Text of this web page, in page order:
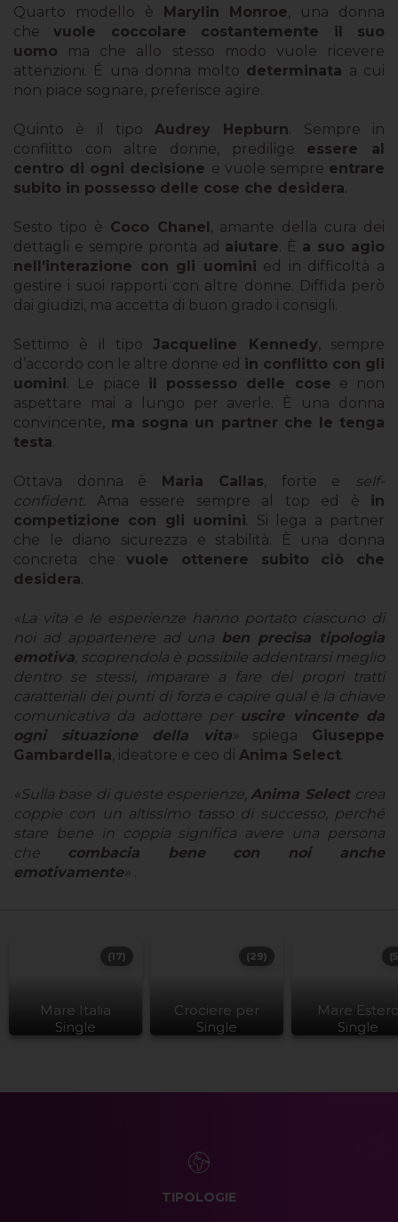
Quarto modello è Marylin Monroe, una donna
chevuole coccolare costantemente il suo
uomo ma che allo stesso modo vuole ricevere
attenzioni. É una donna molto determinata a cui
non piace sognare, preferisce agire.
Quinto è il tipoAudrey Hepburn. Sempre in
conflitto con altre donne, predilige essere al
centro di ogni decisione e vuole sempre entrare
subito in possesso delle cose che desidera.
Sesto tipo è Coco Chanel, amante della cura dei
dettagli e sempre pronta ad aiutare. È a suo agio
nell’interazione con gli uomini ed in difficoltà a
gestire i suoi rapporti con altre donne. Diffida però
dai giudizi, ma accetta di buon grado i consigli.
Settimo è il tipoJacqueline Kennedy, sempre
d’accordo con le altre donne ed in conflitto con gli
uomini. Le piace il possesso delle cose e non
aspettare mai a lungo per averle. È una donna
convincente, ma sogna un partner che le tenga
testa.
Ottava donna è Maria Callas, forte e
self-
confident. Ama essere sempre al top ed è in
competizione con gli uomini. Si lega a partner
che le diano sicurezza e stabilità. È una donna
concreta chevuole ottenere subito ciò che
desidera.
«La vita e le esperienze hanno portato ciascuno di
noi ad appartenere ad una ben precisa tipologia
emotiva, scoprendola è possibile addentrarsi meglio
dentro se stessi, imparare a fare dei propri tratti
caratteriali dei punti di forza e capire qual è la chiave
comunicativa da adottare per uscire vincente da
ogni situazione della vita»spiega Giuseppe
Gambardella, ideatore e ceo di Anima Select.
«Sulla base di queste esperienze,Anima Select crea
coppie con un altissimo tasso di successo, perché
stare bene in coppia significa avere una persona
che
combacia bene con noi anche
emotivamente» .
Mare Italia
Single
(17)
Crociere per
Single
(29)
Mare
Single
TIPOLOGIE